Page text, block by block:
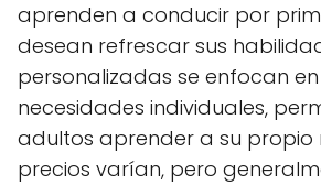
aprenden a conducir por
desean refrescar sus
personalizadas se enfocan
necesidades individuales,
adultos aprender a su propio
precios varían, pero